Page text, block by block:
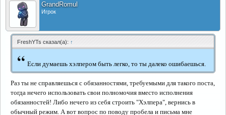
GrandRomul
Игрок
FreshYTs сказал(а): ↑
“ Если думаешь хэлпером быть легко, то ты далеко ошибаешься.
Раз ты не справляешься с обязанностями, требуемыми для такого поста,
тогда нечего использовать свои полномочия вместо исполнения
обязанностей! Либо нечего из себя строить "Хэлпера", вернись в
обычный режим. А вот вопрос по поводу пробела и письма мне